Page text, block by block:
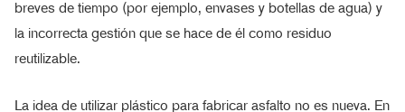
breves de tiempo (por ejemplo, envases y botellas de agua) y
la incorrecta gestión que se hace de él como residuo
reutilizable.
La idea de utilizar plástico para fabricar asfalto no es nueva. En